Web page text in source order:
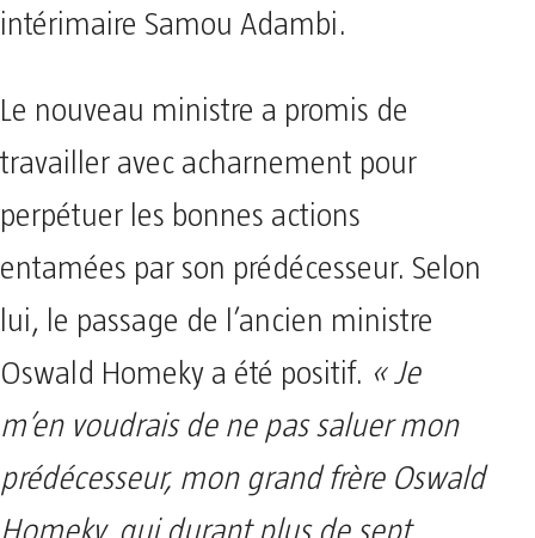
intérimaire Samou Adambi.
Le nouveau ministre a promis de
travailler avec acharnement pour
perpétuer les bonnes actions
entamées par son prédécesseur. Selon
lui, le passage de l’ancien ministre
Oswald Homeky a été positif. « Je
m’en voudrais de ne pas saluer mon
prédécesseur, mon grand frère Oswald